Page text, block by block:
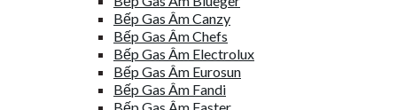
Bếp Gas Âm Canzy
Bếp Gas Âm Chefs
Bếp Gas Âm Electrolux
Bếp Gas Âm Eurosun
Bếp Gas Âm Fandi